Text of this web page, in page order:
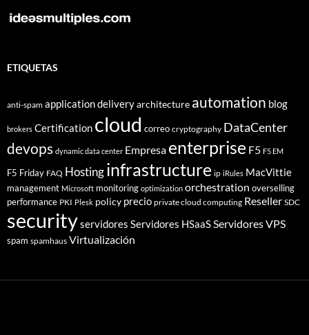
ETIQUETAS
anti-spam application deliveryarchitecture automation blog
brokers Certification cloud correo cryptography DataCenter
devops dynamic data center Empresa enterprise F5 F5 EM
F5 Friday FAQ Hostinginfrastructure ip iRules MacVittie
management Microsoft monitoring optimization orchestration overselling
performance PKI Plesk policy precio private cloud computing Reseller SDC
securityservidores Servidores HSaaSServidores VPS
spam spamhaus Virtualización